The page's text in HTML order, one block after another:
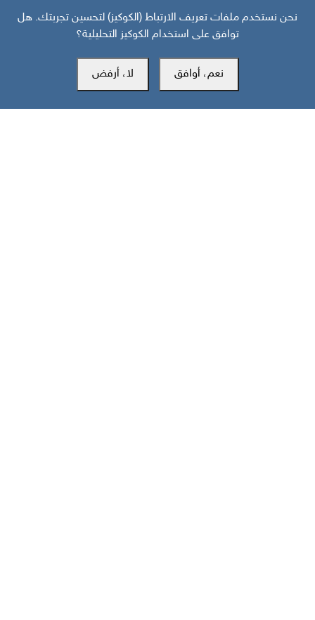
خارطة تفاعلية: تصعيد سعودي حوثي وهجمات على جبهات الجنوب
نحن نستخدم ملفات تعريف الارتباط (الكوكيز) لتحسين تجربتك. هل
توافق على استخدام الكوكيز التحليلية؟
نعم، أوافق لا، أرفض